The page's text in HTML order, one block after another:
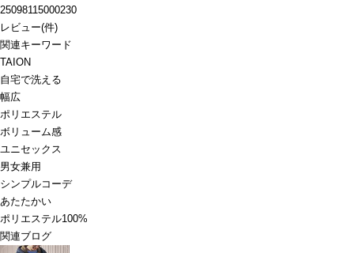
25098115000230
レビュー(件)
関連キーワード
TAION
自宅で洗える
幅広
ポリエステル
ボリューム感
ユニセックス
男女兼用
シンプルコーデ
あたたかい
ポリエステル100%
関連ブログ